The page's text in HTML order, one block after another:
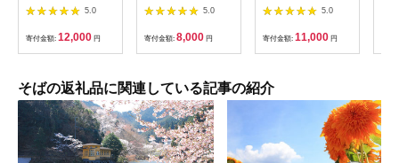
し｜鳥取 岩美 そば お
そば【53021】
5.0
寄付金額: 12,000 円
秋そば 手打ち 生蕎麦
2人前 国産 生 そば 蕎
麦 ギフト 寿多庵
5.0
寄付金額: 8,000 円
海苔 たかの
5.0
寄付金額: 11,000 円
そばの返礼品に関連している記事の紹介